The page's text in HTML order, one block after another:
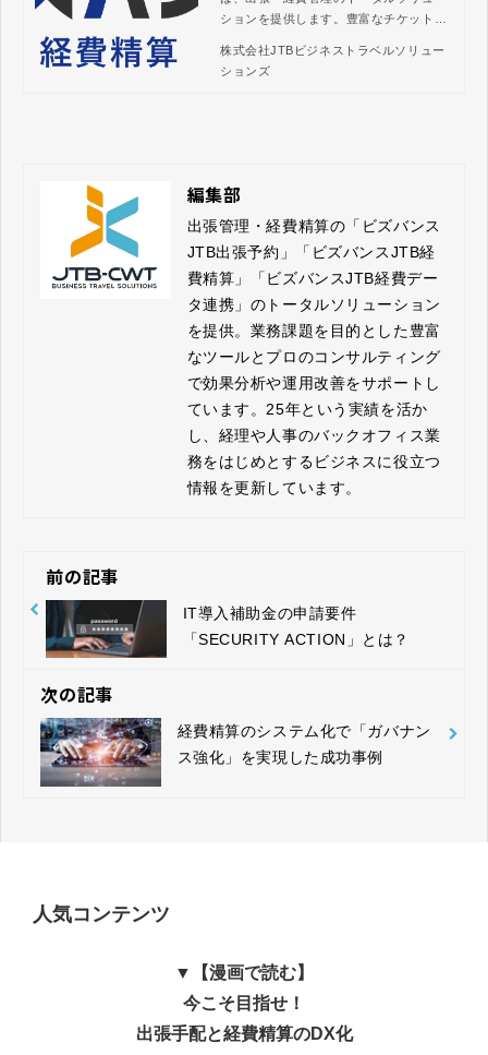
ションを提供します。豊富なチケット予
スなどで、全ての出張手配と経費報告の
業務をスムーズに処理。コスト削減と業
株式会社JTBビジネストラベルソリュー
ションズ
編集部
出張管理・経費精算の「ビズバンス
JTB出張予約」「ビズバンスJTB経
費精算」「ビズバンスJTB経費デー
タ連携」のトータルソリューション
を提供。業務課題を目的とした豊富
なツールとプロのコンサルティング
で効果分析や運用改善をサポートし
ています。25年という実績を活か
し、経理や人事のバックオフィス業
務をはじめとするビジネスに役立つ
情報を更新しています。
前の記事
IT導入補助金の申請要件
「SECURITY ACTION」とは？
次の記事
経費精算のシステム化で「ガバナン
ス強化」を実現した成功事例
人気コンテンツ
▼【漫画で読む】
今こそ目指せ！
出張手配と経費精算のDX化